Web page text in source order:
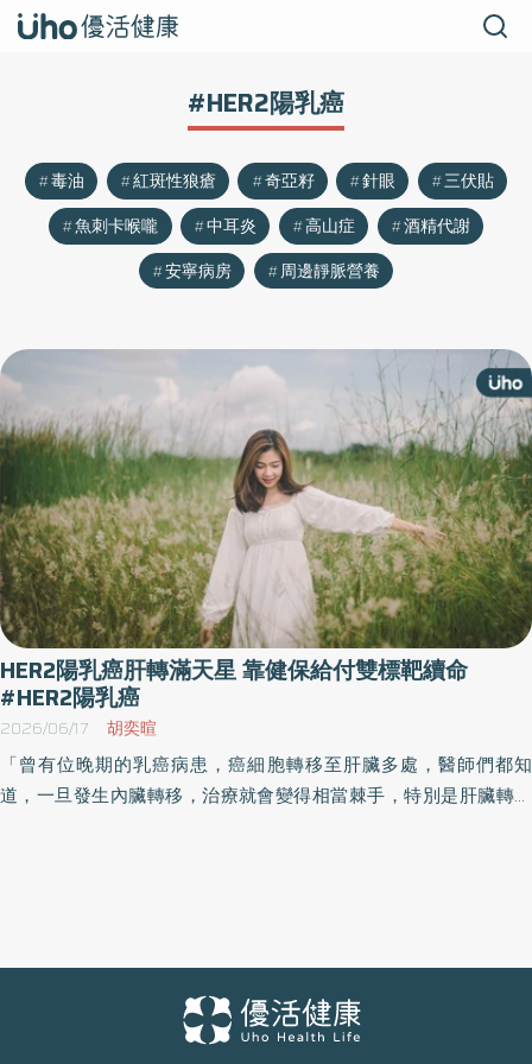
#HER2陽乳癌
毒油 紅斑性狼瘡 奇亞籽 針眼
三伏貼
魚刺卡喉嚨
中耳炎 高山症
酒精代謝
安寧病房
周邊靜脈營養
HER2陽乳癌肝轉滿天星 靠健保給付雙標靶續命
#HER2陽乳癌
2026/06/17 胡奕暄
「曾有位晚期的乳癌病患，癌細胞轉移至肝臟多處，醫師們都知
道，一旦發生內臟轉移，治療就會變得相當棘手，特別是肝臟轉移
性約占總乳癌人數的15-20%，代表癌細胞表面上的第二型人類上皮
細胞受體（HER2）過度表現，導致癌細胞生長分裂較快、惡性度較